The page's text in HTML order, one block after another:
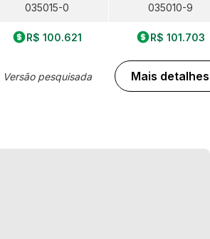
035015-0
R$ 100.621
Versão pesquisada
035010-9
R$ 101.703
Mais detalhes